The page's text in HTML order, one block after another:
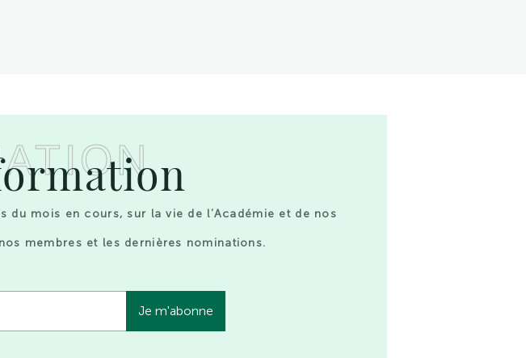
mois en cours, sur la vie de l’Académie et de nos
membres et les dernières nominations.